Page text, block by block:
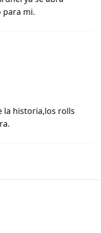
para mi.
la historia,los rolls